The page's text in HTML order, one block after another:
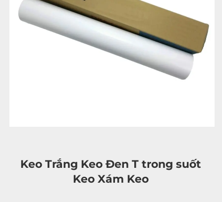
Keo Trắng Keo Đen T
Keo Xám Keo